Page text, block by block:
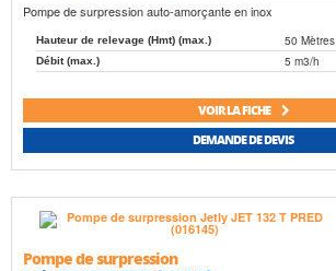
Pompe de surpression auto-amorçante en inox
Hauteur de relevage (Hmt) (max.) 50 Mètres
Débit (max.) 5 m3/h
VOIR LA FICHE
DEMANDE DE DEVIS
Pompe de surpression